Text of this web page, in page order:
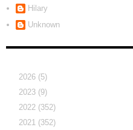
Hilary
Unknown
2026 (5)
2023 (9)
2022 (352)
2021 (352)